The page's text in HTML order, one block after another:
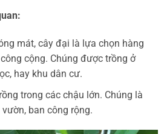
mát, cây đại là lựa chọn hàng
cộng. Chúng được trồng ở
hay khu dân cư.
trong các chậu lớn. Chúng là
ban công rộng.